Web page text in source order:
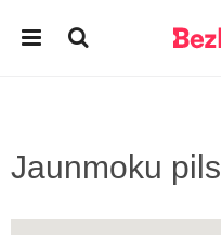
Jaunmoku pils